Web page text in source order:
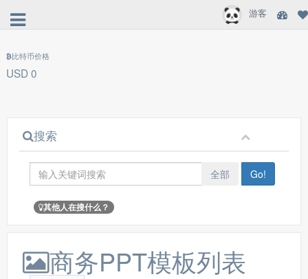
游客
搜索
全部 Go!
其他人在搜什么？
商务PPT模板列表